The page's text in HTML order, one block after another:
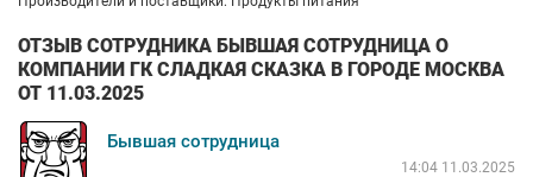
ОТЗЫВ СОТРУДНИКА БЫВШАЯ СОТРУДНИЦА О
КОМПАНИИ ГК СЛАДКАЯ СКАЗКА В ГОРОДЕ МОСКВА
ОТ 11.03.2025
Бывшая сотрудница
14:04 11.03.2025